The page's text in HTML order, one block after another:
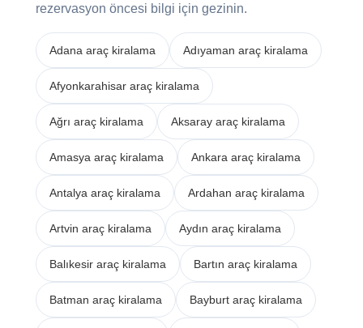
rezervasyon öncesi bilgi için gezinin.
Adana araç kiralama Adıyaman araç kiralama
Afyonkarahisar araç kiralama
Ağrı araç kiralama Aksaray araç kiralama
Amasya araç kiralama Ankara araç kiralama
Antalya araç kiralama Ardahan araç kiralama
Artvin araç kiralama Aydın araç kiralama
Balıkesir araç kiralama Bartın araç kiralama
Batman araç kiralama Bayburt araç kiralama